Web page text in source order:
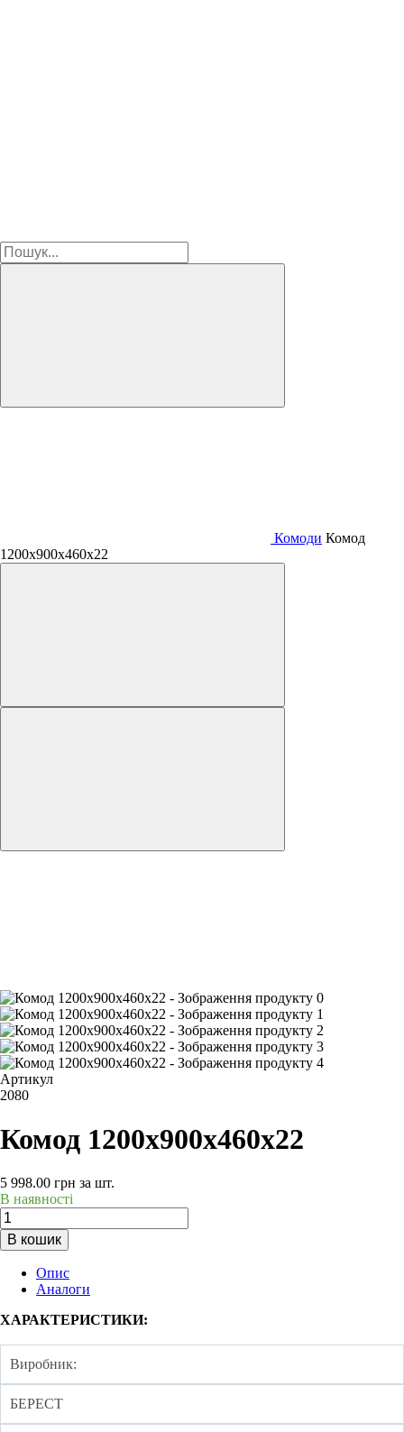
Комоди Комод
1200х900х460х22
Артикул
2080
Комод 1200х900х460х22
5 998.00 грн за шт.
В наявності
В кошик
Опис
Аналоги
ХАРАКТЕРИСТИКИ:
Виробник:
БЕРЕСТ